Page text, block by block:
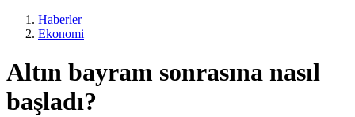
Haberler
Ekonomi
Altın bayram sonrasına nasıl
başladı?